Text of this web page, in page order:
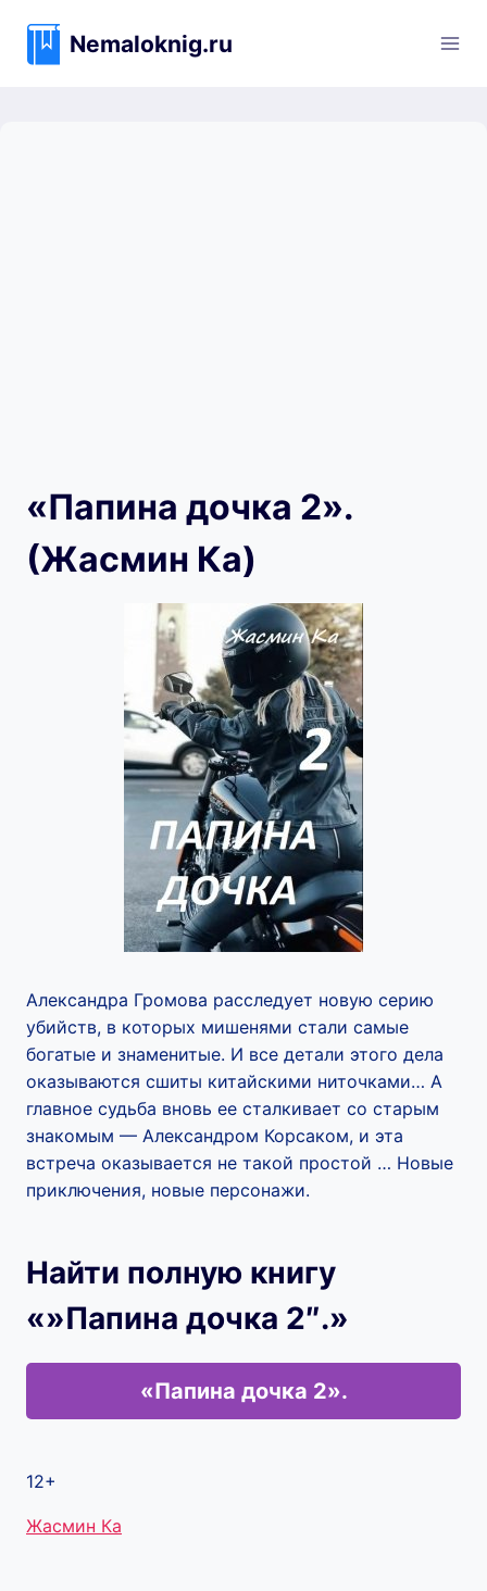
содержимому
Nemaloknig.ru
«Папина дочка 2».
(Жасмин Ка)
Александра Громова расследует новую серию
убийств, в которых мишенями стали самые
богатые и знаменитые. И все детали этого дела
оказываются сшиты китайскими ниточками… А
главное судьба вновь ее сталкивает со старым
знакомым — Александром Корсаком, и эта
встреча оказывается не такой простой … Новые
приключения, новые персонажи.
Найти полную книгу
«»Папина дочка 2″.»
«Папина дочка 2».
12+
Метки
Жасмин Ка